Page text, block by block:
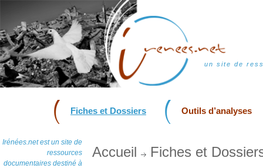
un site de
Fiches et Dossiers Outils d’analyses
Irénées.net est un site de
ressources
documentaires destiné à
Accueil Fiches et